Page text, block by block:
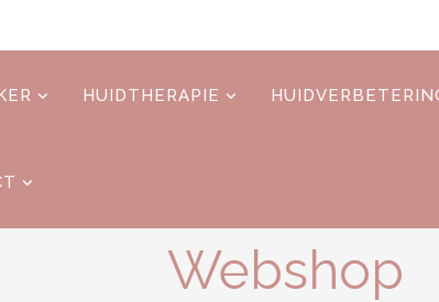
HUIDTHERAPIE
Webshop